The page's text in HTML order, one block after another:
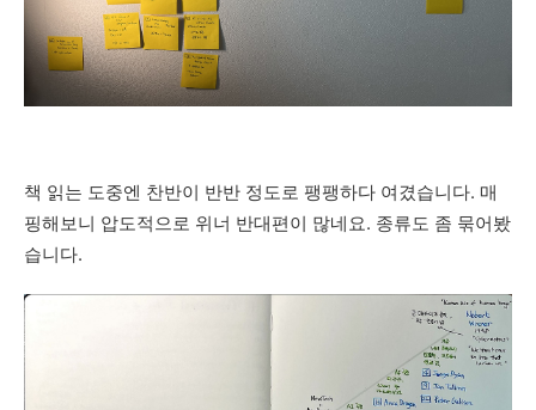
책 읽는 도중엔 찬반이 반반 정도로 팽팽하다 여겼습니다. 매
핑해보니 압도적으로 위너 반대편이 많네요. 종류도 좀 묶어봤
습니다.